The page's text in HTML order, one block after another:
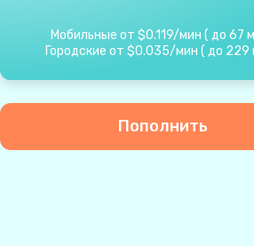
Мобильные от $0.119/мин ( до 67
Городские от $0.035/мин ( до 229
Пополнить